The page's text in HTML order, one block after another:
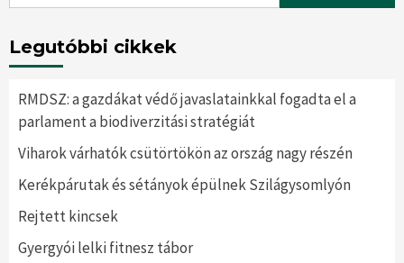
Legutóbbi cikkek
RMDSZ: a gazdákat védő javaslatainkkal fogadta el a
parlament a biodiverzitási stratégiát
Viharok várhatók csütörtökön az ország nagy részén
Kerékpárutak és sétányok épülnek Szilágysomlyón
Rejtett kincsek
Gyergyói lelki fitnesz tábor